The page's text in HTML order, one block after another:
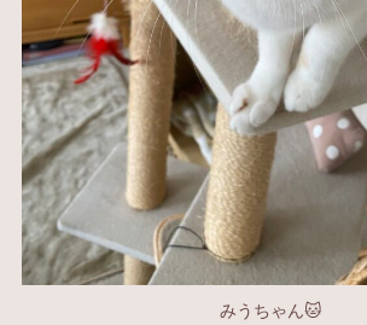
みうちゃん🐱